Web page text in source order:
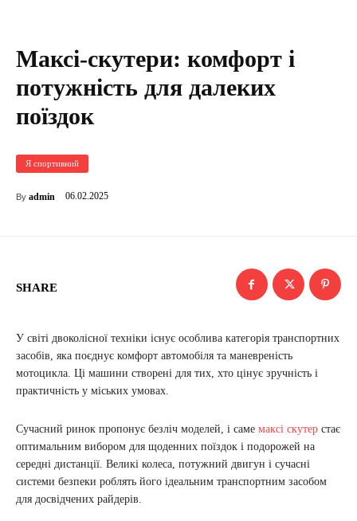
Максі-скутери: комфорт і
потужність для далеких
поїздок
Я спортивний
By admin 06.02.2025
SHARE
У світі двоколісної техніки існує особлива категорія транспортних
засобів, яка поєднує комфорт автомобіля та маневреність
мотоцикла. Ці машини створені для тих, хто цінує зручність і
практичність у міських умовах.
Сучасний ринок пропонує безліч моделей, і саме максі скутер стає
оптимальним вибором для щоденних поїздок і подорожей на
середні дистанції. Великі колеса, потужний двигун і сучасні
системи безпеки роблять його ідеальним транспортним засобом
для досвідчених райдерів.